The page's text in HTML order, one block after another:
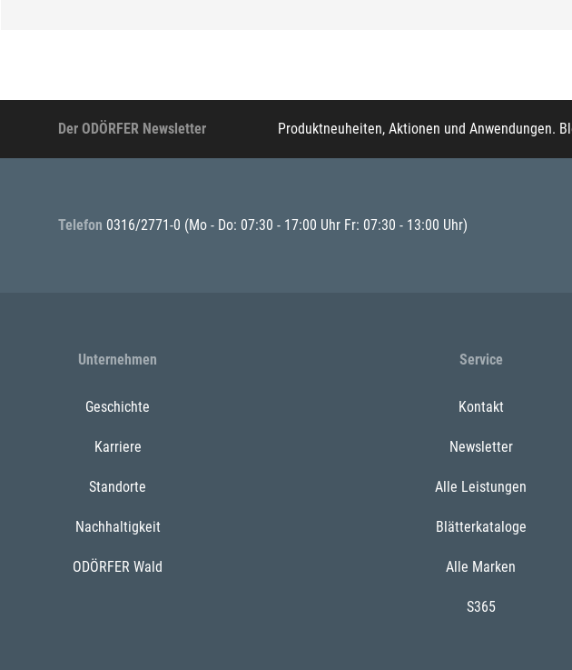
Der ODÖRFER Newsletter Produktneuheiten, Aktionen und Anwendungen.
Telefon 0316/2771-0 (Mo - Do: 07:30 - 17:00 Uhr Fr: 07:30 - 13:00 Uhr)
Unternehmen
Geschichte
Karriere
Standorte
Nachhaltigkeit
ODÖRFER Wald
Service
Kontakt
Newsletter
Alle Leistungen
Blätterkataloge
Alle Marken
S365